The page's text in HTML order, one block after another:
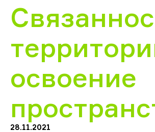
освоение
28.11.2021